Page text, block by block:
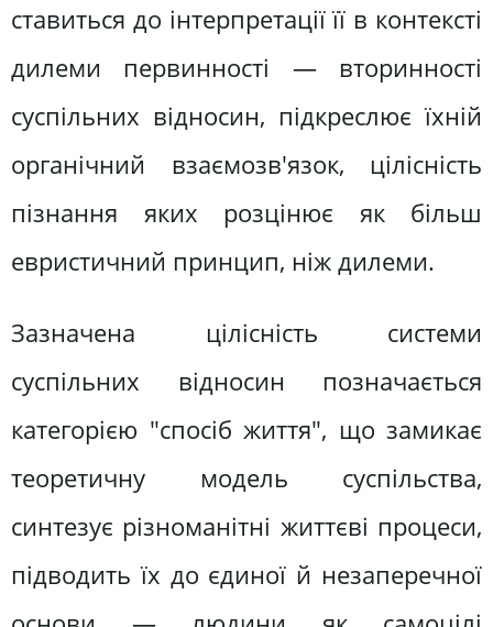
ставиться до інтерпретації її в контексті
дилеми первинності — вторинності
суспільних відносин, підкреслює їхній
органічний взаємозв'язок, цілісність
пізнання яких розцінює як більш
евристичний принцип, ніж дилеми.
Зазначена цілісність системи
суспільних відносин позначається
категорією "спосіб життя", що замикає
теоретичну модель суспільства,
синтезує різноманітні життєві процеси,
підводить їх до єдиної й незаперечної